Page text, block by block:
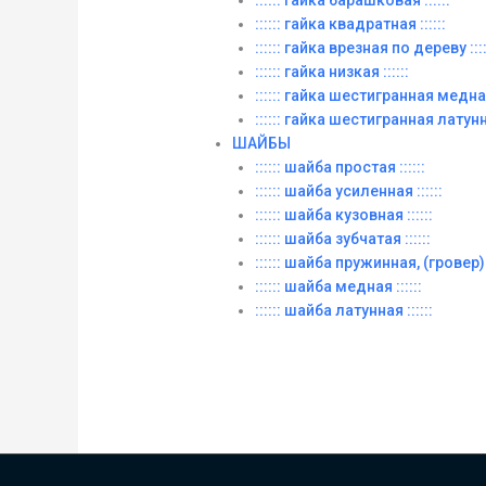
:::::: гайка квадратная ::::::
:::::: гайка врезная по дереву
:::::: гайка низкая ::::::
:::::: гайка шестигранная
:::::: гайка шестигранная
ШАЙБЫ
:::::: шайба простая ::::::
:::::: шайба усиленная ::::::
:::::: шайба кузовная ::::::
:::::: шайба зубчатая ::::::
:::::: шайба пружинная, (гровер)
:::::: шайба медная ::::::
:::::: шайба латунная ::::::